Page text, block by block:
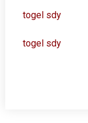
togel sdy
togel sdy